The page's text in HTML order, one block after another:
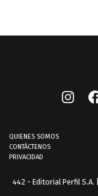
QUIENES SOMOS
CONTÁCTENOS
PRIVACIDAD
442 - Editorial Perfil S.A.